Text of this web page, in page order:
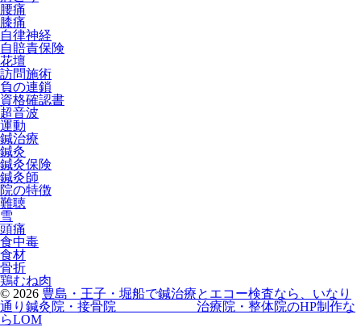
腰痛
膝痛
自律神経
自賠責保険
花壇
訪問施術
負の連鎖
資格確認書
超音波
運動
鍼治療
鍼灸
鍼灸保険
鍼灸師
院の特徴
難聴
雪
頭痛
食中毒
食材
骨折
鶏むね肉
© 2026 豊島・王子・堀船で鍼治療とエコー検査なら、いなり
通り鍼灸院・接骨院 治療院・整体院のHP制作な
らLOM